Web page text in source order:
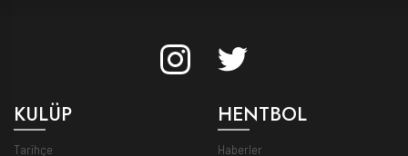
KULÜP
Tarihçe
HENTBOL
Haberler